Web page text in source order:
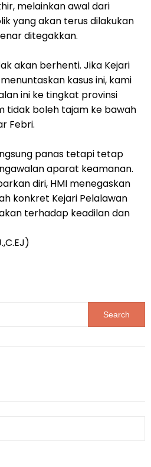
melainkan awal dari
yang akan terus dilakukan
ditegakkan.
akan berhenti. Jika Kejari
kasus ini, kami
ini ke tingkat provinsi
tidak boleh tajam ke bawah
Febri.
panas tetapi tetap
aparat keamanan.
diri, HMI menegaskan
konkret Kejari Pelalawan
terhadap keadilan dan